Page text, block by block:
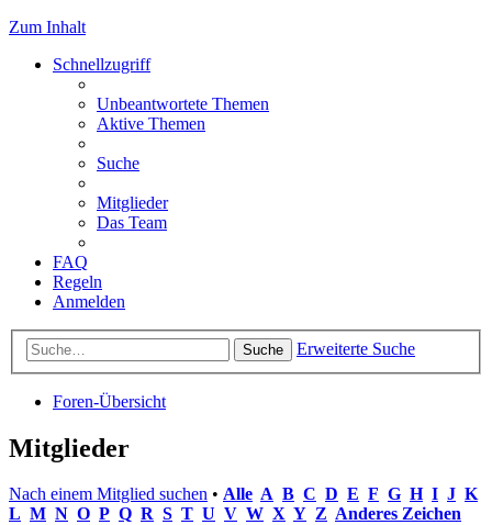
Zum Inhalt
Schnellzugriff
Unbeantwortete Themen
Aktive Themen
Suche
Mitglieder
Das Team
FAQ
Regeln
Anmelden
Suche Erweiterte Suche
Foren-Übersicht
Mitglieder
Nach einem Mitglied suchen • Alle A B C D E F G H I J K
L M N O P Q R S T U V W X Y Z Anderes Zeichen